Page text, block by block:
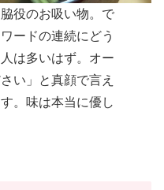
役のお吸い物。で
ードの連続にどう
は多いはず。オー
い」と真顔で言え
。味は本当に優し